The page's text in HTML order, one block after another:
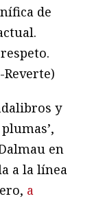
de
y
en
a la línea
a